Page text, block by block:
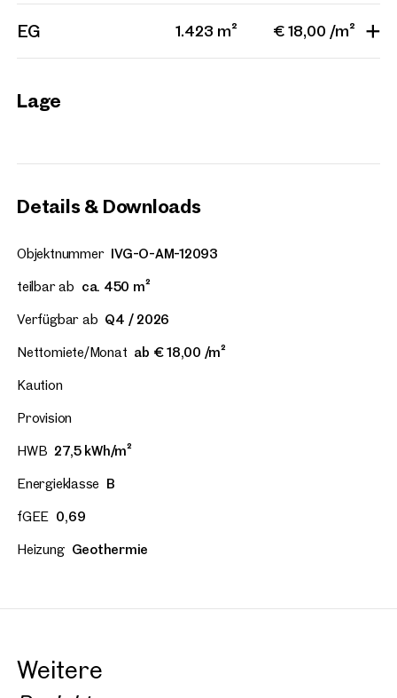
EG 1.423 m² € 18,00 /m²
Lage
Details & Downloads
Objektnummer IVG-O-AM-12093
teilbar ab ca. 450 m²
Verfügbar ab Q4 / 2026
Nettomiete/Monat ab € 18,00 /m²
Kaution
Provision
HWB 27,5 kWh/m²
Energieklasse B
fGEE 0,69
Heizung Geothermie
7 Einheiten
ab ca. 320 m²
Weitere